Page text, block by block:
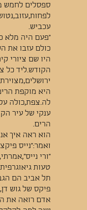
ספסלים לחמש
עכביש.
"פעם היה מלא
כולם עזבו את
היו שם ציורי
הקודש.ליד כל
היא מוקפת
לה.צפת,כולה
ענקי של עיר
הרים.
הוא ראה איך
ואמר:"נייס
"ורי
טעות
תל אביב הם
פיקס של גוש
אדם רואה את